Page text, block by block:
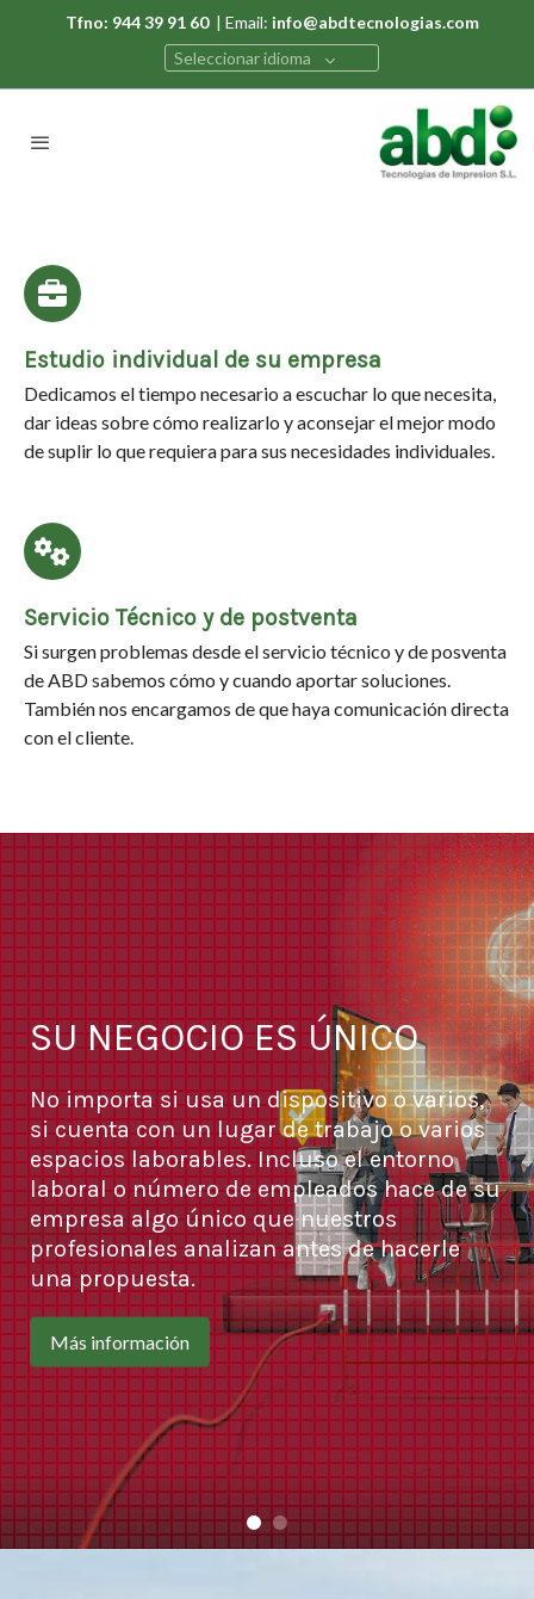
Tfno: 944 39 91 60| Email: info@abdtecnologias.com
Seleccionar idioma
Estudio individual de su empresa
Dedicamos el tiempo necesario a escuchar lo que necesita,
dar ideas sobre cómo realizarlo y aconsejar el mejor modo
de suplir lo que requiera para sus necesidades individuales.
Servicio Técnico y de postventa
Si surgen problemas desde el servicio técnico y de posventa
de ABD sabemos cómo y cuando aportar soluciones.
También nos encargamos de que haya comunicación directa
con el cliente.
SU NEGOCIO ES ÚNICO
No importa si usa un dispositivo o varios,
si cuenta con un lugar de trabajo o varios
espacios laborables. Incluso el entorno
laboral o número de empleados hace de su
empresa algo único que nuestros
profesionales analizan antes de hacerle
una propuesta.
Más información